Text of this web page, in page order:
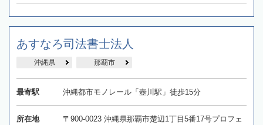
あすなろ司法書士法人
沖縄県 那覇市
最寄駅 沖縄都市モノレール「壺川駅」徒歩15分
所在地
〒900-0023 沖縄県那覇市楚辺1丁目5番17号プロフェ